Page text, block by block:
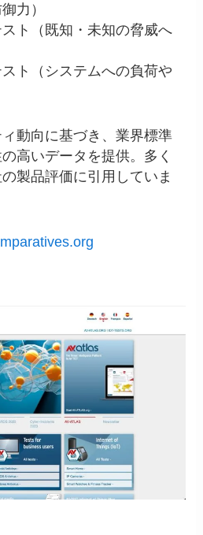
力）
ト（既知・未知の脅威へ
ト（システムへの負荷や
動向に基づき、業界標準
高いデータを提供。多く
製品評価に引用していま